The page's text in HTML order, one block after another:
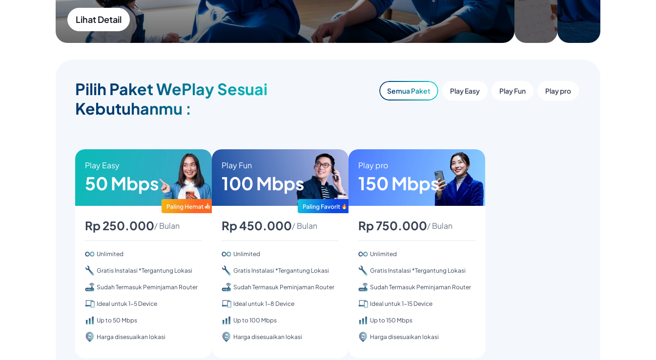
Lihat Detail
Pilih Paket WePlay Sesuai
Kebutuhanmu :
Semua Paket Play Easy Play Fun Play pro
Play Easy
50 Mbps
Rp 250.000/ Bulan
Unlimited
Gratis Instalasi *Tergantung Lokasi
Sudah Termasuk Peminjaman Router
Ideal untuk 1-5 Device
Up to 50 Mbps
Harga disesuaikan lokasi
Play Fun
100 Mbps
Rp 450.000/ Bulan
Unlimited
Gratis Instalasi *Tergantung Lokasi
Sudah Termasuk Peminjaman Router
Ideal untuk 1-8 Device
Up to 100 Mbps
Harga disesuaikan lokasi
Play pro
150 Mbps
Rp 750.000/ Bulan
Unlimited
Gratis Instalasi *Tergantung Lokasi
Sudah Termasuk Peminjaman Router
Ideal untuk 1-15 Device
Up to 150 Mbps
Harga disesuaikan lokasi